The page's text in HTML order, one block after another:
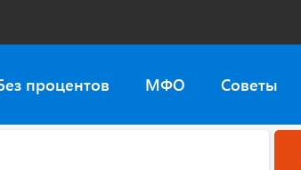
процентов МФО Советы